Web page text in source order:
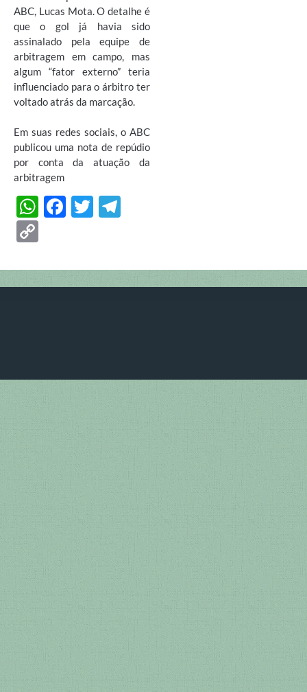
ABC, Lucas Mota. O detalhe é
que o gol já havia sido
assinalado pela equipe de
arbitragem em campo, mas
algum “fator externo” teria
influenciado para o árbitro ter
voltado atrás da marcação.
Em suas redes sociais, o ABC
publicou uma nota de repúdio
por conta da atuação da
arbitragem
W
s
A
F
b
o
T
er gr
a
p